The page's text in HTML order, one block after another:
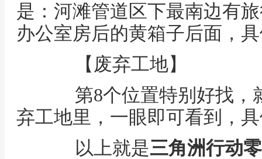
是：河滩管道区下最南边有
办公室房后的黄箱子后面，
【废弃工地】
第8个位置特别好找，
弃工地里，一眼即可看到，
以上就是三角洲行动